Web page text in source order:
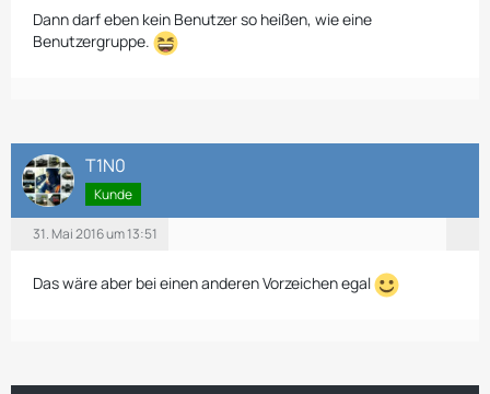
Dann darf eben kein Benutzer so heißen, wie eine
Benutzergruppe.
T1N0
Kunde
31. Mai 2016 um 13:51
Das wäre aber bei einen anderen Vorzeichen egal